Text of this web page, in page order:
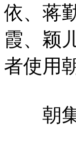
依、蒋
霞、颖
者使用
朝集